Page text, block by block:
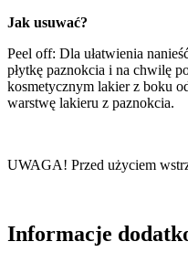
Jak usuwać?
Peel off: Dla ułatwienia
płytkę paznokcia i na chwilę
kosmetycznym lakier z boku
warstwę lakieru z paznokcia.
UWAGA! Przed użyciem
Informacje